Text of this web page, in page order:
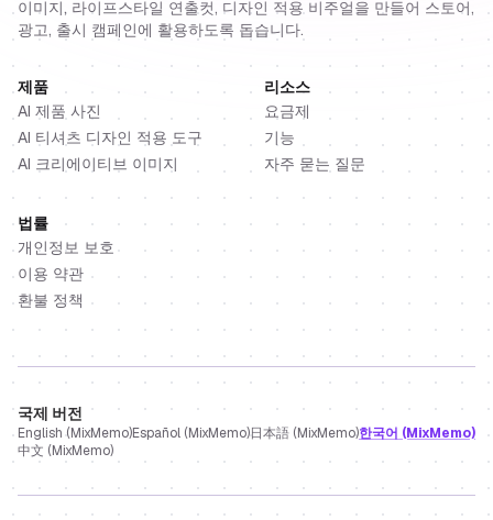
이미지, 라이프스타일 연출컷, 디자인 적용 비주얼을 만들어 스토어,
광고, 출시 캠페인에 활용하도록 돕습니다.
제품
AI 제품 사진
AI 티셔츠 디자인 적용 도구
AI 크리에이티브 이미지
리소스
요금제
기능
자주 묻는 질문
법률
개인정보 보호
이용 약관
환불 정책
국제 버전
English (MixMemo)Español (MixMemo)日本語 (MixMemo)한국어 (MixMemo)
中文 (MixMemo)